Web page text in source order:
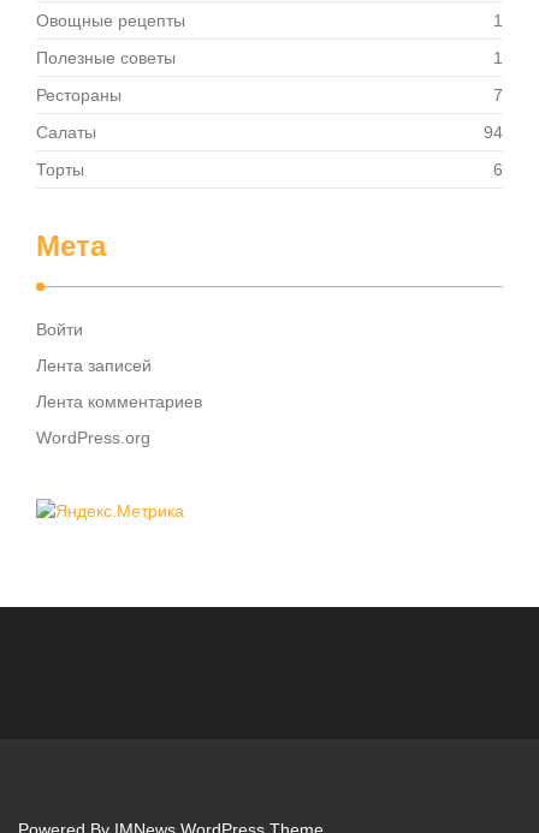
Овощные рецепты
1
Полезные советы
1
Рестораны
7
Салаты
94
Торты
6
Мета
Войти
Лента записей
Лента комментариев
WordPress.org